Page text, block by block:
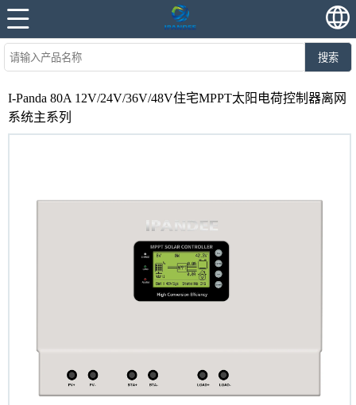
搜索
I-Panda 80A 12V/24V/36V/48V住宅MPPT太阳电荷控制器离网
系统主系列